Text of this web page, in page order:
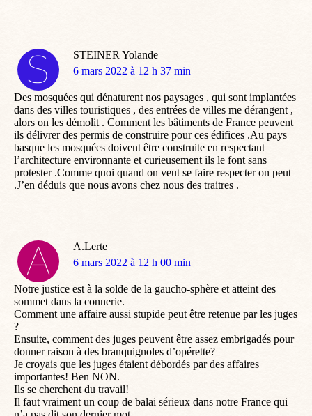
STEINER Yolande
dit
6 mars 2022 à 12 h 37 min
Des mosquées qui dénaturent nos paysages , qui sont implantées
dans des villes touristiques , des entrées de villes me dérangent ,
alors on les démolit . Comment les bâtiments de France peuvent
ils délivrer des permis de construire pour ces édifices .Au pays
basque les mosquées doivent être construite en respectant
l’architecture environnante et curieusement ils le font sans
protester .Comme quoi quand on veut se faire respecter on peut
.J’en déduis que nous avons chez nous des traitres .
A.Lerte
dit
6 mars 2022 à 12 h 00 min
Notre justice est à la solde de la gaucho-sphère et atteint des
sommet dans la connerie.
Comment une affaire aussi stupide peut être retenue par les juges
?
Ensuite, comment des juges peuvent être assez embrigadés pour
donner raison à des branquignoles d’opérette?
Je croyais que les juges étaient débordés par des affaires
importantes! Ben NON.
Ils se cherchent du travail!
Il faut vraiment un coup de balai sérieux dans notre France qui